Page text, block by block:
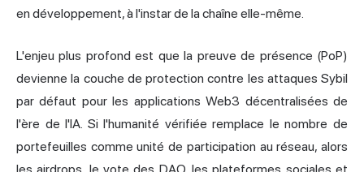
en développement, à l'instar de la chaîne elle-même.
L'enjeu plus profond est que la preuve de présence (PoP)
devienne la couche de protection contre les attaques Sybil
par défaut pour les applications Web3 décentralisées de
l'ère de l'IA. Si l'humanité vérifiée remplace le nombre de
portefeuilles comme unité de participation au réseau, alors